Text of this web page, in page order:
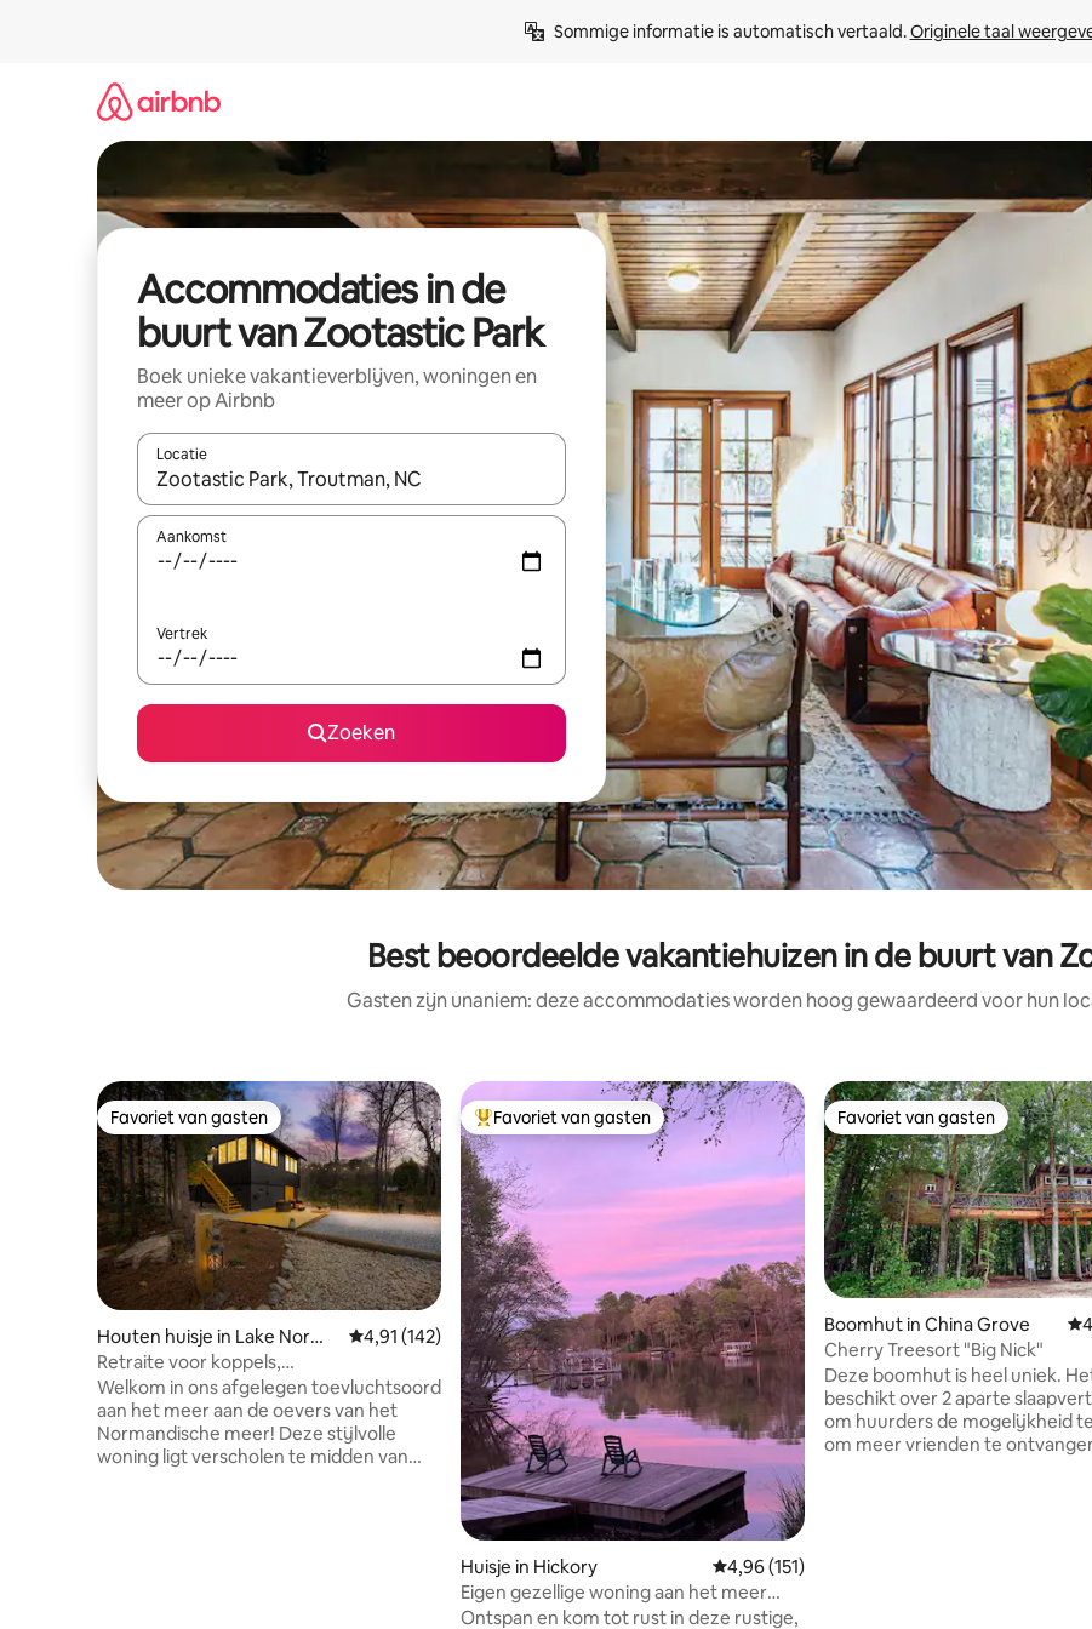
Sommige informatie is automatisch vertaald. Originele taal
Accommodaties in de
buurt van Zootastic Park
Boek unieke vakantieverblijven, woningen en
meer op Airbnb
Locatie
Wanneer er resultaten beschikbaar zijn, maak je een keuze met je de pijltjestoetsen omhoog en omlaag, óf door te
Aankomst
Vertrek
Zoeken
Best beoordeelde vakantiehuizen in de buurt van
Gasten zijn unaniem: deze accommodaties worden hoog gewaardeerd voor hun
Favoriet van gasten
Favoriet van gasten
Houten huisje in Lake Norma
n of Catawba
Gemiddelde beoordeling van 4,91 op 5, 142 recensies
4,91 (142)
Retraite voor koppels,
tuinspanningsspelletjes, vuurplaats,
paddleboards
Welkom in ons afgelegen toevluchtsoord
aan het meer aan de oevers van het
Normandische meer! Deze stijlvolle
woning ligt verscholen te midden van
Topfavoriet van gasten
Favoriet van gasten
Huisje in Hickory Gemiddelde beoordeling van 4,96 op 5, 151
4,96 (151)
Eigen gezellige woning aan het meer
met binnenzwembad!
Ontspan en kom tot rust in deze rustige,
Favoriet van gasten
Favoriet van gasten
Boomhut in China Grove
Cherry Treesort "Big Nick"
Deze boomhut is heel uniek.
beschikt over 2 aparte slaapvertrekken
om huurders de mogelijkheid
om meer vrienden te